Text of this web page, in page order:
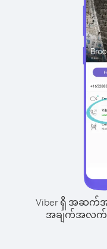
Viber ရှိ အဆက်
အချက်အလက် မ